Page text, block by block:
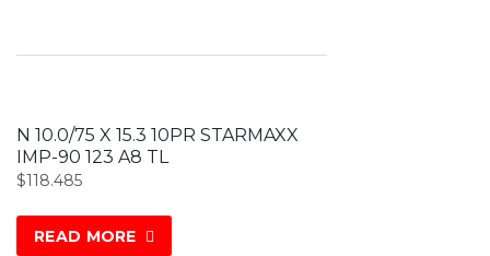
N 10.0/75 X 15.3 10PR STARMAXX
IMP-90 123 A8 TL
$118.485
READ MORE